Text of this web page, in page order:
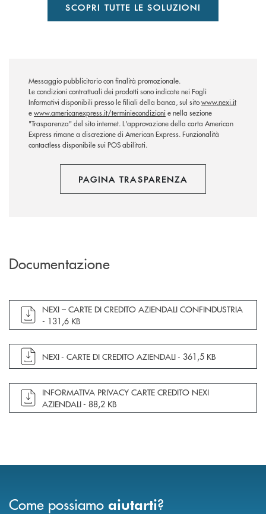
SCOPRI TUTTE LE SOLUZIONI
Messaggio pubblicitario con finalità promozionale.
Le condizioni contrattuali dei prodotti sono indicate nei Fogli
Informativi disponibili presso le filiali della banca, sul sitowww.nexi.it
ewww.americanexpress.it/terminiecondizionie nella sezione
"Trasparenza" del sito internet. L'approvazione della carta American
Express rimane a discrezione di American Express. Funzionalità
contactless disponibile sui POS abilitati.
PAGINA TRASPARENZA
Documentazione
apre documento in una nuova finestra
NEXI – CARTE DI CREDITO AZIENDALI CONFINDUSTRIA
- 131,6 KB
apre documento in una nuova finestra
NEXI - CARTE DI CREDITO AZIENDALI - 361,5 KB
apre documento in una nuova finestra
INFORMATIVA PRIVACY CARTE CREDITO NEXI
AZIENDALI - 88,2 KB
Come possiamo aiutarti?